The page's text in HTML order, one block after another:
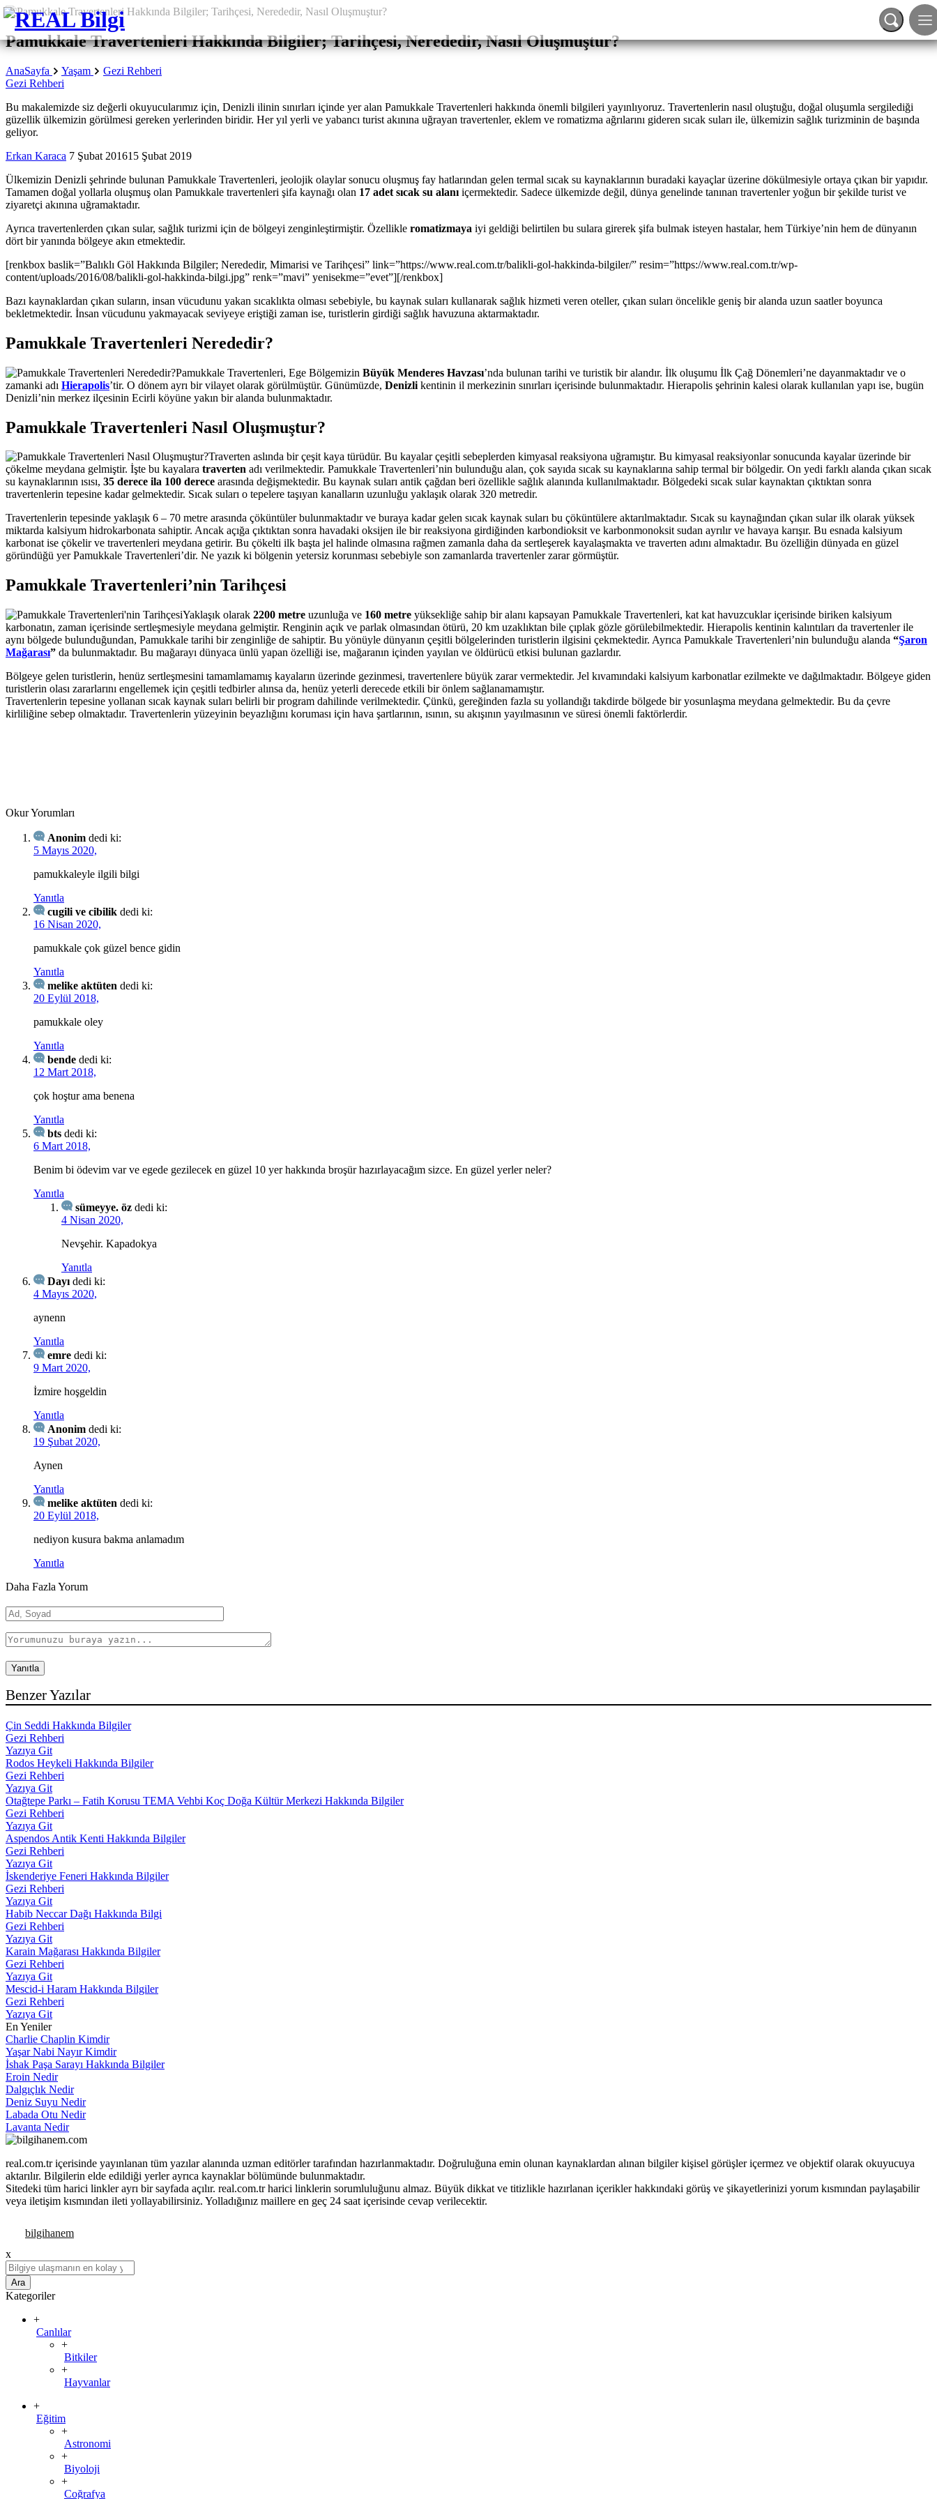
Pamukkale Travertenleri Hakkında Bilgiler; Tarihçesi, Nerededir, Nasıl Oluşmuştur?
AnaSayfa Yaşam
Gezi Rehberi
Gezi Rehberi
Bu makalemizde siz değerli okuyucularımız için, Denizli ilinin sınırları içinde yer alan Pamukkale Travertenleri hakkında önemli bilgileri yayınlıyoruz. Travertenlerin nasıl oluştuğu, doğal oluşumla sergilediği
güzellik ülkemizin görülmesi gereken yerlerinden biridir. Her yıl yerli ve yabancı turist akınına uğrayan travertenler, eklem ve romatizma ağrılarını gideren sıcak suları ile, ülkemizin sağlık turizminin de başında
geliyor.
Erkan Karaca 7 Şubat 201615 Şubat 2019
Ülkemizin Denizli şehrinde bulunan Pamukkale Travertenleri, jeolojik olaylar sonucu oluşmuş fay hatlarından gelen termal sıcak su kaynaklarının buradaki kayaçlar üzerine dökülmesiyle ortaya çıkan bir yapıdır.
Tamamen doğal yollarla oluşmuş olan Pamukkale travertenleri şifa kaynağı olan 17 adet sıcak su alanı içermektedir. Sadece ülkemizde değil, dünya genelinde tanınan travertenler yoğun bir şekilde turist ve
ziyaretçi akınına uğramaktadır.
Ayrıca travertenlerden çıkan sular, sağlık turizmi için de bölgeyi zenginleştirmiştir. Özellikle romatizmaya iyi geldiği belirtilen bu sulara girerek şifa bulmak isteyen hastalar, hem Türkiye’nin hem de dünyanın
dört bir yanında bölgeye akın etmektedir.
[renkbox baslik=”Balıklı Göl Hakkında Bilgiler; Nerededir, Mimarisi ve Tarihçesi” link=”https://www.real.com.tr/balikli-gol-hakkinda-bilgiler/” resim=”https://www.real.com.tr/wp-
content/uploads/2016/08/balikli-gol-hakkinda-bilgi.jpg” renk=”mavi” yenisekme=”evet”][/renkbox]
Bazı kaynaklardan çıkan suların, insan vücudunu yakan sıcaklıkta olması sebebiyle, bu kaynak suları kullanarak sağlık hizmeti veren oteller, çıkan suları öncelikle geniş bir alanda uzun saatler boyunca
bekletmektedir. İnsan vücudunu yakmayacak seviyeye eriştiği zaman ise, turistlerin girdiği sağlık havuzuna aktarmaktadır.
Pamukkale Travertenleri Nerededir?
Pamukkale Travertenleri, Ege Bölgemizin Büyük Menderes Havzası’nda bulunan tarihi ve turistik bir alandır. İlk oluşumu İlk Çağ Dönemleri’ne dayanmaktadır ve o
zamanki adı Hierapolis’tir. O dönem ayrı bir vilayet olarak görülmüştür. Günümüzde, Denizli kentinin il merkezinin sınırları içerisinde bulunmaktadır. Hierapolis şehrinin kalesi olarak kullanılan yapı ise, bugün
Denizli’nin merkez ilçesinin Ecirli köyüne yakın bir alanda bulunmaktadır.
Pamukkale Travertenleri Nasıl Oluşmuştur?
Traverten aslında bir çeşit kaya türüdür. Bu kayalar çeşitli sebeplerden kimyasal reaksiyona uğramıştır. Bu kimyasal reaksiyonlar sonucunda kayalar üzerinde bir
çökelme meydana gelmiştir. İşte bu kayalara traverten adı verilmektedir. Pamukkale Travertenleri’nin bulunduğu alan, çok sayıda sıcak su kaynaklarına sahip termal bir bölgedir. On yedi farklı alanda çıkan sıcak
su kaynaklarının ısısı, 35 derece ila 100 derece arasında değişmektedir. Bu kaynak suları antik çağdan beri özellikle sağlık alanında kullanılmaktadır. Bölgedeki sıcak sular kaynaktan çıktıktan sonra
travertenlerin tepesine kadar gelmektedir. Sıcak suları o tepelere taşıyan kanalların uzunluğu yaklaşık olarak 320 metredir.
Travertenlerin tepesinde yaklaşık 6 – 70 metre arasında çöküntüler bulunmaktadır ve buraya kadar gelen sıcak kaynak suları bu çöküntülere aktarılmaktadır. Sıcak su kaynağından çıkan sular ilk olarak yüksek
miktarda kalsiyum hidrokarbonata sahiptir. Ancak açığa çıktıktan sonra havadaki oksijen ile bir reaksiyona girdiğinden karbondioksit ve karbonmonoksit sudan ayrılır ve havaya karışır. Bu esnada kalsiyum
karbonat ise çökelir ve travertenleri meydana getirir. Bu çökelti ilk başta jel halinde olmasına rağmen zamanla daha da sertleşerek kayalaşmakta ve traverten adını almaktadır. Bu özelliğin dünyada en güzel
göründüğü yer Pamukkale Travertenleri’dir. Ne yazık ki bölgenin yetersiz korunması sebebiyle son zamanlarda travertenler zarar görmüştür.
Pamukkale Travertenleri’nin Tarihçesi
Yaklaşık olarak 2200 metre uzunluğa ve 160 metre yüksekliğe sahip bir alanı kapsayan Pamukkale Travertenleri, kat kat havuzcuklar içerisinde biriken kalsiyum
karbonatın, zaman içerisinde sertleşmesiyle meydana gelmiştir. Renginin açık ve parlak olmasından ötürü, 20 km uzaklıktan bile çıplak gözle görülebilmektedir. Hierapolis kentinin kalıntıları da travertenler ile
aynı bölgede bulunduğundan, Pamukkale tarihi bir zenginliğe de sahiptir. Bu yönüyle dünyanın çeşitli bölgelerinden turistlerin ilgisini çekmektedir. Ayrıca Pamukkale Travertenleri’nin bulunduğu alanda “Şaron
Mağarası” da bulunmaktadır. Bu mağarayı dünyaca ünlü yapan özelliği ise, mağaranın içinden yayılan ve öldürücü etkisi bulunan gazlardır.
Bölgeye gelen turistlerin, henüz sertleşmesini tamamlamamış kayaların üzerinde gezinmesi, travertenlere büyük zarar vermektedir. Jel kıvamındaki kalsiyum karbonatlar ezilmekte ve dağılmaktadır. Bölgeye giden
turistlerin olası zararlarını engellemek için çeşitli tedbirler alınsa da, henüz yeterli derecede etkili bir önlem sağlanamamıştır.
Travertenlerin tepesine yollanan sıcak kaynak suları belirli bir program dahilinde verilmektedir. Çünkü, gereğinden fazla su yollandığı takdirde bölgede bir yosunlaşma meydana gelmektedir. Bu da çevre
kirliliğine sebep olmaktadır. Travertenlerin yüzeyinin beyazlığını koruması için hava şartlarının, ısının, su akışının yayılmasının ve süresi önemli faktörlerdir.
Okur Yorumları
Anonim dedi ki:
5 Mayıs 2020,
pamukkaleyle ilgili bilgi
Yanıtla
cugili ve cibilik dedi ki:
16 Nisan 2020,
pamukkale çok güzel bence gidin
Yanıtla
melike aktüten dedi ki:
20 Eylül 2018,
pamukkale oley
Yanıtla
bende dedi ki:
12 Mart 2018,
çok hoştur ama benena
Yanıtla
bts dedi ki:
6 Mart 2018,
Benim bi ödevim var ve egede gezilecek en güzel 10 yer hakkında broşür hazırlayacağım sizce. En güzel yerler neler?
Yanıtla
sümeyye. öz dedi ki:
4 Nisan 2020,
Nevşehir. Kapadokya
Yanıtla
Dayı dedi ki:
4 Mayıs 2020,
aynenn
Yanıtla
emre dedi ki:
9 Mart 2020,
İzmire hoşgeldin
Yanıtla
Anonim dedi ki:
19 Şubat 2020,
Aynen
Yanıtla
melike aktüten dedi ki:
20 Eylül 2018,
nediyon kusura bakma anlamadım
Yanıtla
Daha Fazla Yorum
Benzer Yazılar
Çin Seddi Hakkında Bilgiler
Gezi Rehberi
Yazıya Git
Rodos Heykeli Hakkında Bilgiler
Gezi Rehberi
Yazıya Git
Otağtepe Parkı – Fatih Korusu TEMA Vehbi Koç Doğa Kültür Merkezi Hakkında Bilgiler
Gezi Rehberi
Yazıya Git
Aspendos Antik Kenti Hakkında Bilgiler
Gezi Rehberi
Yazıya Git
İskenderiye Feneri Hakkında Bilgiler
Gezi Rehberi
Yazıya Git
Habib Neccar Dağı Hakkında Bilgi
Gezi Rehberi
Yazıya Git
Karain Mağarası Hakkında Bilgiler
Gezi Rehberi
Yazıya Git
Mescid-i Haram Hakkında Bilgiler
Gezi Rehberi
Yazıya Git
En Yeniler
Charlie Chaplin Kimdir
Yaşar Nabi Nayır Kimdir
İshak Paşa Sarayı Hakkında Bilgiler
Eroin Nedir
Dalgıçlık Nedir
Deniz Suyu Nedir
Labada Otu Nedir
Lavanta Nedir
real.com.tr içerisinde yayınlanan tüm yazılar alanında uzman editörler tarafından hazırlanmaktadır. Doğruluğuna emin olunan kaynaklardan alınan bilgiler kişisel görüşler içermez ve objektif olarak okuyucuya
aktarılır. Bilgilerin elde edildiği yerler ayrıca kaynaklar bölümünde bulunmaktadır.
Sitedeki tüm harici linkler ayrı bir sayfada açılır. real.com.tr harici linklerin sorumluluğunu almaz. Büyük dikkat ve titizlikle hazırlanan içerikler hakkındaki görüş ve şikayetlerinizi yorum kısmından paylaşabilir
veya iletişim kısmından ileti yollayabilirsiniz. Yolladığınız maillere en geç 24 saat içerisinde cevap verilecektir.
x
Ara
Kategoriler
+
Canlılar
+
Bitkiler
+
Hayvanlar
+
Eğitim
+
Astronomi
+
Biyoloji
+
Coğrafya